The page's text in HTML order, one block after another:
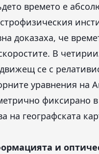
времето е
доказаха, че
В
се с
уравнения на
фиксирано
на географската
и